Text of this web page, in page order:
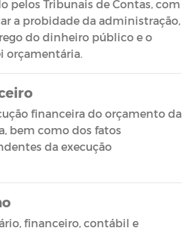
pelos Tribunais de Contas, com
a probidade da administração,
do dinheiro público e o
orçamentária.
financeira do orçamento da
bem como dos fatos
da execução
financeiro, contábil e